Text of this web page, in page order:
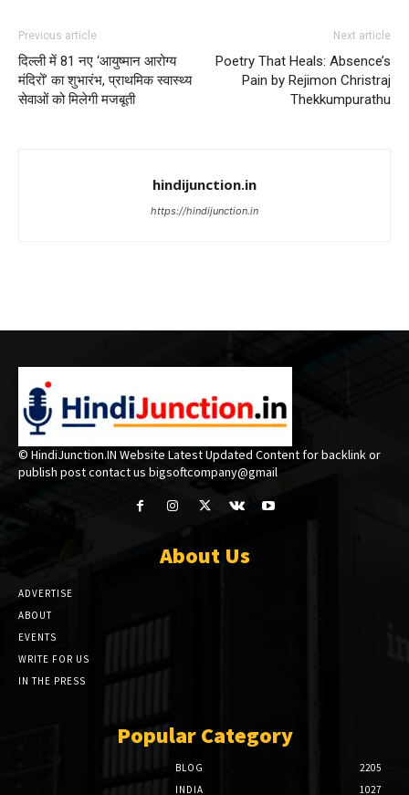
Previous article
दिल्ली में 81 नए ‘आयुष्मान आरोग्य
मंदिरों’ का शुभारंभ, प्राथमिक स्वास्थ्य
सेवाओं को मिलेगी मजबूती
Next article
Poetry That Heals: Absence’s
Pain by Rejimon Christraj
Thekkumpurathu
hindijunction.in
https://hindijunction.in
© HindiJunction.IN Website Latest Updated Content for backlink or
publish post contact us bigsoftcompany@gmail
About Us
ADVERTISE
ABOUT
EVENTS
WRITE FOR US
IN THE PRESS
Popular Category
BLOG
2205
INDIA
1027